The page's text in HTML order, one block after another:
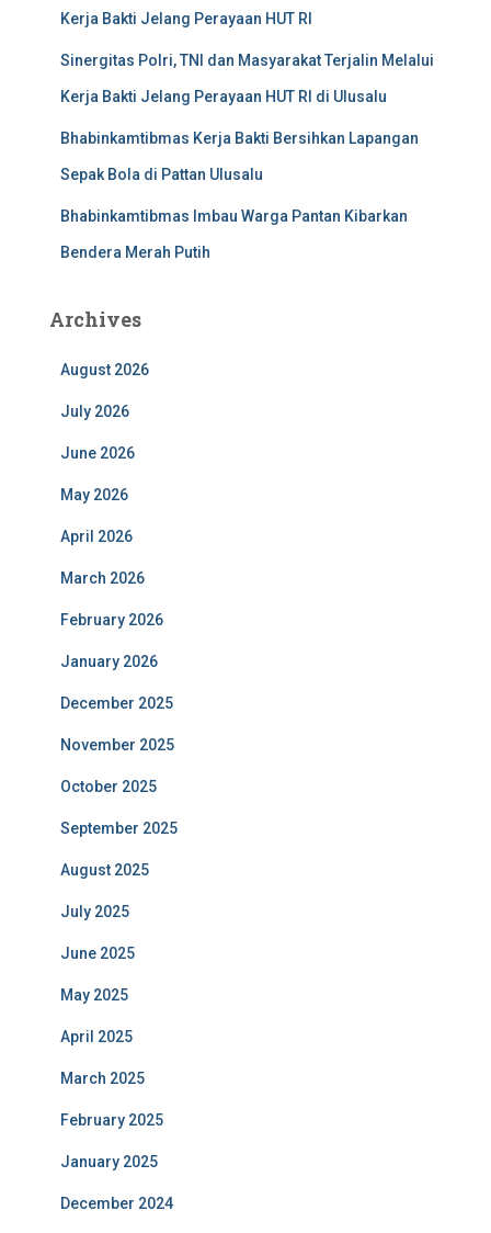
Kerja Bakti Jelang Perayaan HUT RI
Sinergitas Polri, TNI dan Masyarakat Terjalin Melalui
Kerja Bakti Jelang Perayaan HUT RI di Ulusalu
Bhabinkamtibmas Kerja Bakti Bersihkan Lapangan
Sepak Bola di Pattan Ulusalu
Bhabinkamtibmas Imbau Warga Pantan Kibarkan
Bendera Merah Putih
Archives
August 2026
July 2026
June 2026
May 2026
April 2026
March 2026
February 2026
January 2026
December 2025
November 2025
October 2025
September 2025
August 2025
July 2025
June 2025
May 2025
April 2025
March 2025
February 2025
January 2025
December 2024